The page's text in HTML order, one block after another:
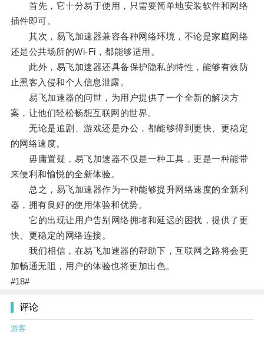
首先，它十分易于使用，只需要简单地安装软件和网络
插件即可。
其次，易飞加速器兼容各种网络环境，不论是家庭网络
还是公共场所的Wi-Fi，都能够适用。
此外，易飞加速器还具备保护隐私的特性，能够有效防
止黑客入侵和个人信息泄露。
易飞加速器的问世，为用户提供了一个全新的解决方
案，让他们轻松畅想互联网的世界。
无论是追剧、游戏还是办公，都能够得到更快、更稳定
的网络速度。
毋庸置疑，易飞加速器不仅是一种工具，更是一种能带
来便利和愉悦的全新体验。
总之，易飞加速器作为一种能够提升网络速度的全新利
器，拥有良好的使用体验和优势。
它的出现让用户告别网络拥堵和延迟的困扰，提供了更
快、更稳定的网络连接。
我们相信，在易飞加速器的帮助下，互联网之路将会更
加畅通无阻，用户的体验也将更加出色。
#18#
评论
游客